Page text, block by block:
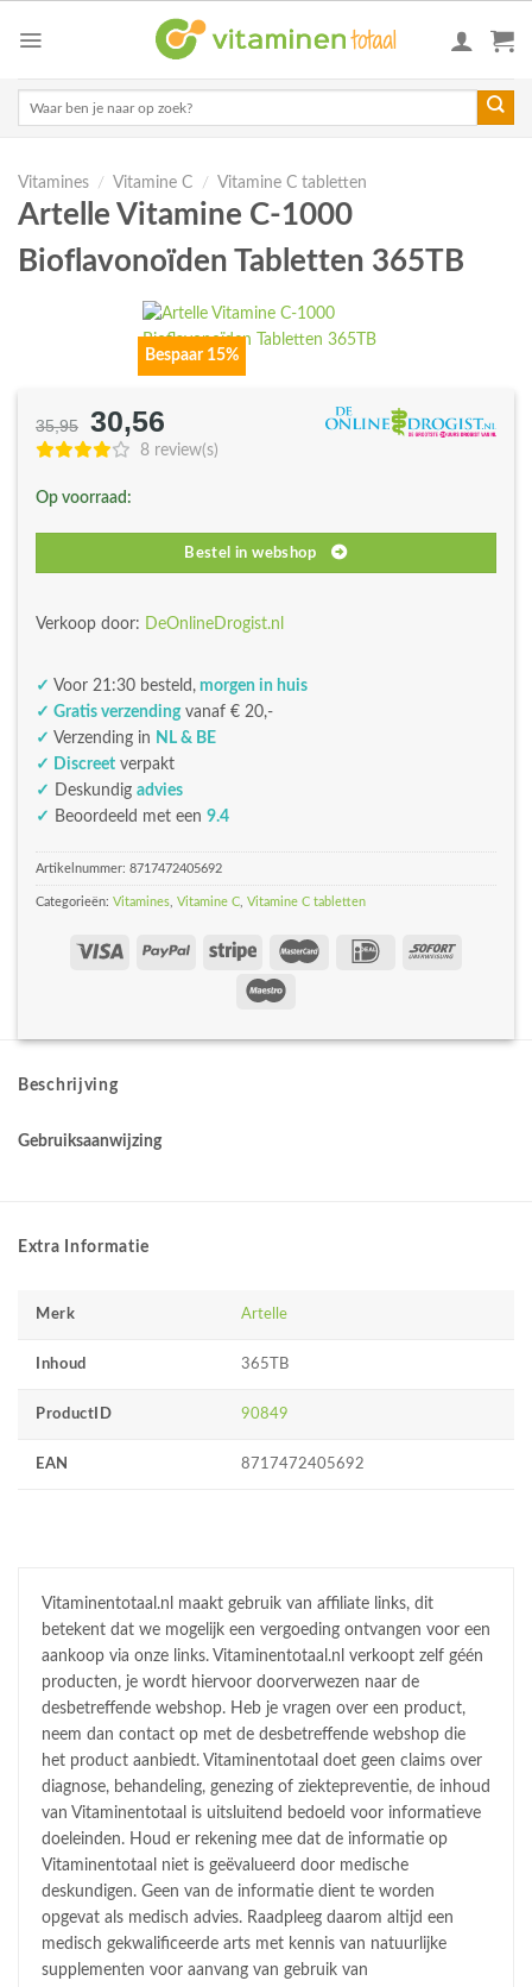
Vitamines / Vitamine C / Vitamine C tabletten
Artelle Vitamine C-1000
Bioflavonoïden Tabletten 365TB
Bespaar 15%
35,95
Oorspronkelijke
prijs
€35,95.
30,56
prijs
8 review(s)
Op voorraad:
Bestel in webshop
Verkoop door: DeOnlineDrogist.nl
✓ Voor 21:30 besteld, morgen in huis
✓ Gratis verzendingvanaf € 20,-
✓ Verzending in NL & BE
✓ Discreet verpakt
✓
Deskundig advies
✓ Beoordeeld met een 9.4
Artikelnummer: 8717472405692
Categorieën: Vitamines Vitamine C Vitamine C tabletten
Beschrijving
Gebruiksaanwijzing
Extra Informatie
Merk Artelle
Inhoud 365TB
ProductID 90849
EAN 8717472405692
Vitaminentotaal.nl maakt gebruik van affiliate links, dit
betekent dat we mogelijk een vergoeding ontvangen voor een
aankoop via onze links. Vitaminentotaal.nl verkoopt zelf géén
producten, je wordt hiervoor doorverwezen naar de
desbetreffende webshop. Heb je vragen over een product,
neem dan contact op met de desbetreffende webshop die
het product aanbiedt. Vitaminentotaal doet geen claims over
diagnose, behandeling, genezing of ziektepreventie, de inhoud
van Vitaminentotaal is uitsluitend bedoeld voor informatieve
doeleinden. Houd er rekening mee dat de informatie op
Vitaminentotaal niet is geëvalueerd door medische
deskundigen. Geen van de informatie dient te worden
opgevat als medisch advies. Raadpleeg daarom altijd een
medisch gekwalificeerde arts met kennis van natuurlijke
supplementen voor aanvang van gebruik van